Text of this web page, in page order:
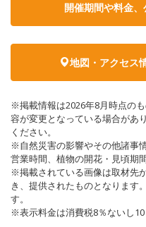
開催期間や料金
地図・アクセス
※掲載情報は2026年8月時点の
容が変更となっている場合があ
ください。
※自然災害の影響やその他諸事
営業時間、植物の開花・見頃期
※掲載されている画像は取材先
き、提供されたものとなります
す。
※表示料金は消費税8％ないし10